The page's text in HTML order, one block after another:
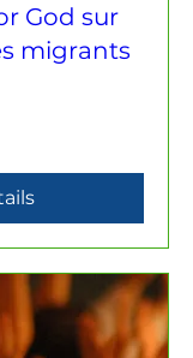
God sur
migrants